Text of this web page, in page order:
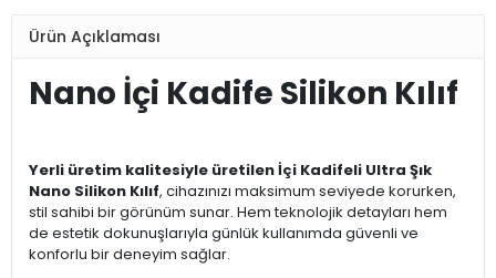
Ürün Açıklaması
Nano İçi Kadife Silikon Kılıf
Yerli üretim kalitesiyle üretilen İçi Kadifeli Ultra Şık
Nano Silikon Kılıf, cihazınızı maksimum seviyede korurken,
stil sahibi bir görünüm sunar. Hem teknolojik detayları hem
de estetik dokunuşlarıyla günlük kullanımda güvenli ve
konforlu bir deneyim sağlar.